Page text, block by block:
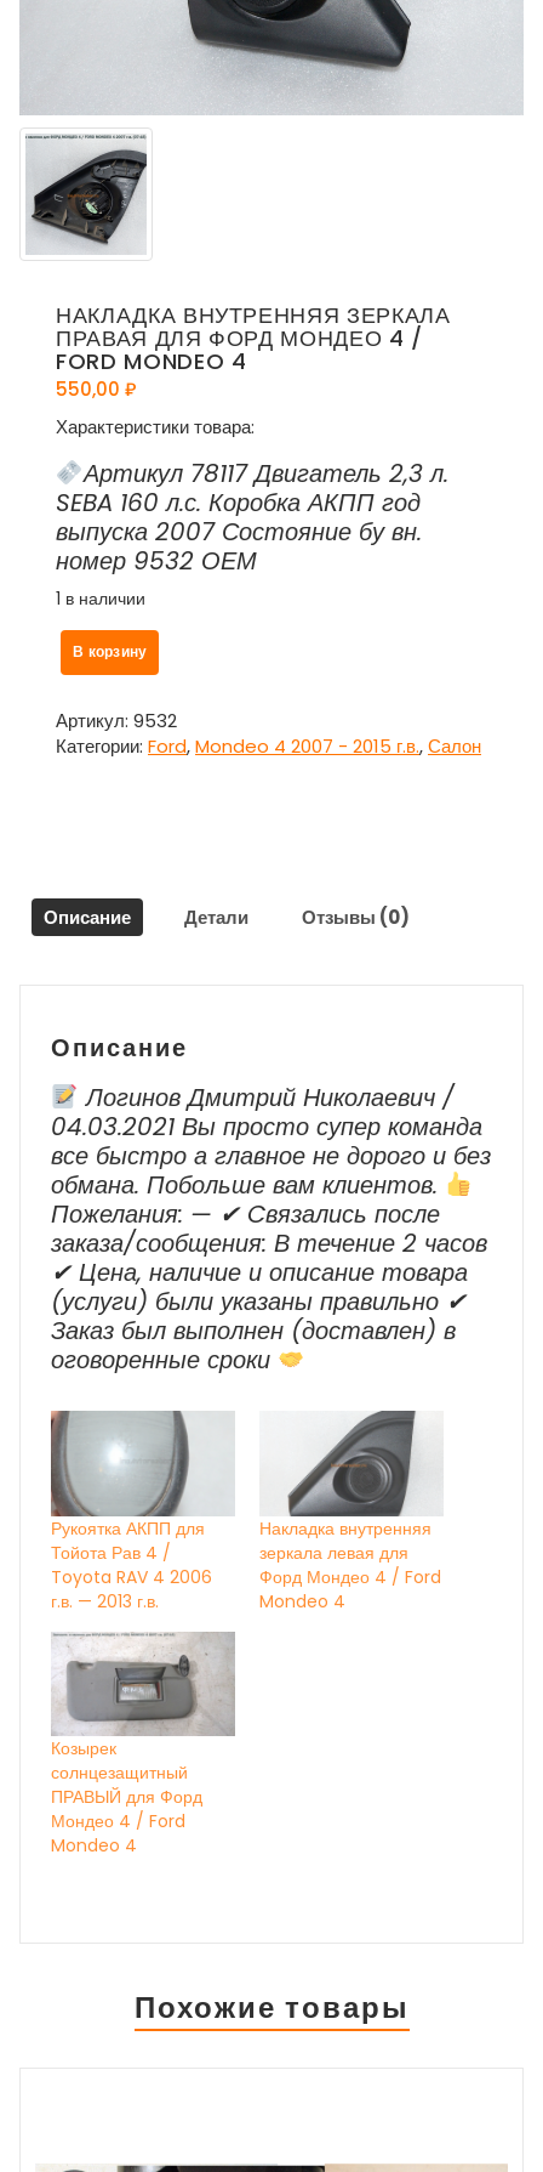
НАКЛАДКА ВНУТРЕННЯЯ ЗЕРКАЛА
ПРАВАЯ ДЛЯ ФОРД МОНДЕО 4 /
FORD MONDEO 4
550,00 ₽
Характеристики товара:
Артикул 78117 Двигатель 2,3 л.
SEBA 160 л.с. Коробка АКПП год
выпуска 2007 Состояние бу вн.
номер 9532 ОЕМ
1 в наличии
Количество
товара
внутренняя
зеркала
/
Ford
В корзину
Артикул: 9532
Категории: Ford,Mondeo 4 2007 - 2015 г.в.,Салон
Описание Детали Отзывы (0)
Описание
Логинов Дмитрий Николаевич /
04.03.2021 Вы просто супер команда
все быстро а главное не дорого и без
обмана. Побольше вам клиентов.
Пожелания: — ✔ Cвязались после
заказа/сообщения: В течение 2 часов
✔ Цена, наличие и описание товара
(услуги) были указаны правильно ✔
Заказ был выполнен (доставлен) в
оговоренные сроки
Рукоятка АКПП для
Тойота Рав 4 /
Toyota RAV 4 2006
г.в. — 2013 г.в.
Накладка внутренняя
зеркала левая для
Форд Мондео 4 / Ford
Mondeo 4
Козырек
солнцезащитный
ПРАВЫЙ для Форд
Мондео 4 / Ford
Mondeo 4
Похожие товары